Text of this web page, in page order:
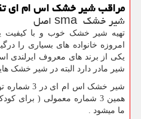
مراقب شیر خشک اس ام ای
شیر خشک smaاصل
تهیه شیر خشک خوب و با
امروزه خانواده های بسیاری را
یکی از برند های معروف ایرلندی
شیر مادر دارد البته در شیر خشک
شیر خشک اس
همین 3 شماره معمولی (
ما میشود